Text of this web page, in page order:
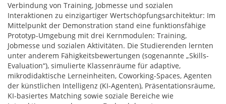
Verbindung von Training, Jobmesse und sozialen
Interaktionen zu einzigartiger Wertschöpfungsarchitektur: Im
Mittelpunkt der Demonstration stand eine funktionsfähige
Prototyp-Umgebung mit drei Kernmodulen: Training,
Jobmesse und sozialen Aktivitäten. Die Studierenden lernten
unter anderem Fähigkeitsbewertungen (sogenannte „Skills-
Evaluation“), simulierte Klassenräume für adaptive,
mikrodidaktische Lerneinheiten, Coworking-Spaces, Agenten
der künstlichen Intelligenz (KI-Agenten), Präsentationsräume,
KI-basiertes Matching sowie soziale Bereiche wie